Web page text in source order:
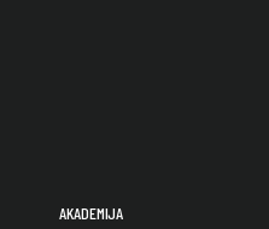
AKADEMIJA